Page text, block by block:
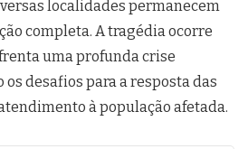
localidades permanecem
completa. A tragédia ocorre
uma profunda crise
desafios para a resposta das
à população afetada.